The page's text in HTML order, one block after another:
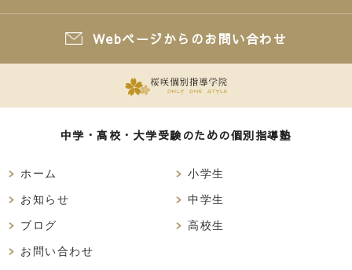
Webページからのお問い合わせ
中学・高校・大学受験のための個別指導塾
ホーム
お知らせ
ブログ
お問い合わせ
小学生
中学生
高校生